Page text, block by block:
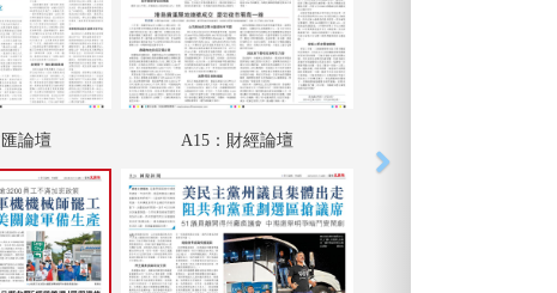
論壇 A15：財經論壇